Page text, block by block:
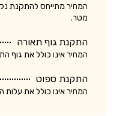
מטר.
התקנת גוף תאורה
המחיר אינו כולל את גוף
התקנת ספוט
המחיר אינו כולל את עלות